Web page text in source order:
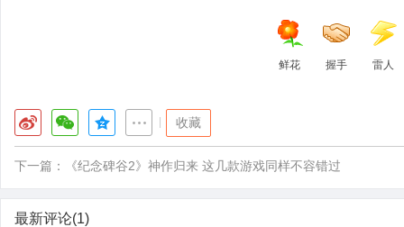
鲜花 握手 雷人
收藏
下一篇： 《纪念碑谷2》神作归来 这几款游戏同样不容错过
最新评论(1)